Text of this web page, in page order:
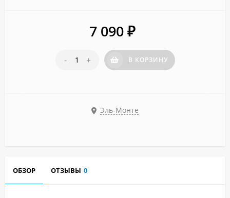
7 090 ₽
- + В КОРЗИНУ
Эль-Монте
ОБЗОР ОТЗЫВЫ 0